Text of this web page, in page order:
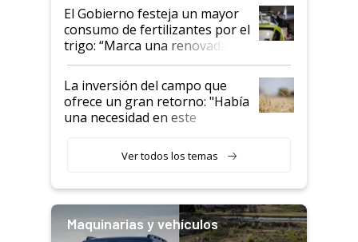
El Gobierno festeja un mayor
consumo de fertilizantes por el
trigo: “Marca una renovada
confianza de los productores”
La inversión del campo que
ofrece un gran retorno: "Había
una necesidad en este
Ver todos los temas
Maquinarias y vehículos